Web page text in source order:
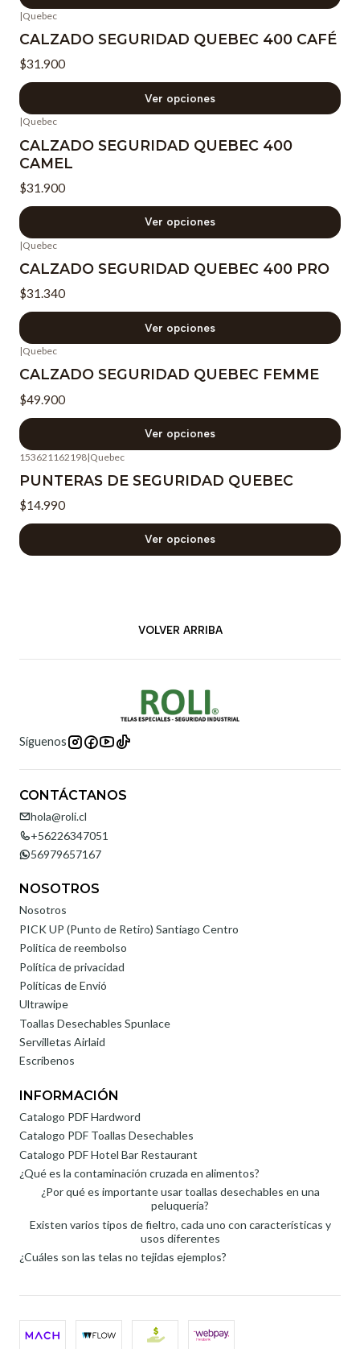
|Quebec
CALZADO SEGURIDAD QUEBEC 400 CAFÉ
$31.900
Ver opciones
|Quebec
CALZADO SEGURIDAD QUEBEC 400
CAMEL
$31.900
Ver opciones
|Quebec
CALZADO SEGURIDAD QUEBEC 400 PRO
$31.340
Ver opciones
|Quebec
CALZADO SEGURIDAD QUEBEC FEMME
$49.900
Ver opciones
153621162198|Quebec
PUNTERAS DE SEGURIDAD QUEBEC
$14.990
Ver opciones
VOLVER ARRIBA
Síguenos
CONTÁCTANOS
hola@roli.cl
+56226347051
56979657167
NOSOTROS
Nosotros
PICK UP (Punto de Retiro) Santiago Centro
Politica de reembolso
Política de privacidad
Políticas de Envió
Ultrawipe
Toallas Desechables Spunlace
Servilletas Airlaid
Escríbenos
INFORMACIÓN
Catalogo PDF Hardword
Catalogo PDF Toallas Desechables
Catalogo PDF Hotel Bar Restaurant
¿Qué es la contaminación cruzada en alimentos?
¿Por qué es importante usar toallas desechables en una
peluquería?
Existen varios tipos de fieltro, cada uno con características y
usos diferentes
¿Cuáles son las telas no tejidas ejemplos?